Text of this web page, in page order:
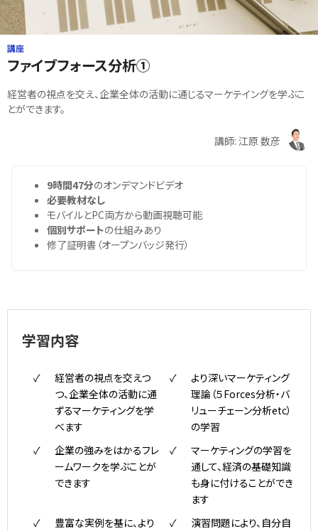
講座
ファイブフォース分析①
経営者の視点を交え、企業全体の活動に通じるマーケテイングを学ぶこ
とができます。
講師: 江原 数彦
9時間47分のオンデマンドビデオ
必要教材なし
モバイルとPC両方から動画視聴可能
個別サポートの仕組みあり
修了証明書（オープンバッジ発行）
学習内容
経営者の視点を交えつ
つ、企業全体の活動に通
ずるマーケティングを学
べます
より深いマーケティング
理論（５Forces分析・バ
リューチェーン分析etc）
の学習
企業の強みをはかるフレ
ームワークを学ぶことが
できます
マーケティングの学習を
通して、経済の基礎知識
も身に付けることができ
ます
豊富な実例を基に、より
演習問題により、自分自